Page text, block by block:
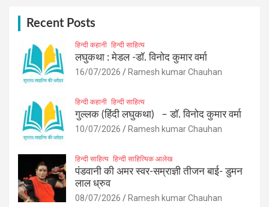
Recent Posts
हिन्दी कहानी हिन्दी साहित्य
लघुकथा : मेडल -डॉ. विनोद कुमार वर्मा
16/07/2026 Ramesh kumar Chauhan
हिन्दी कहानी हिन्दी साहित्य
गुल्लक (हिंदी लघुकथा) – डॉ. विनोद कुमार वर्मा
10/07/2026 Ramesh kumar Chauhan
हिन्दी साहित्य हिन्दी साहित्यिक आलेख
पंडवानी की अमर स्वर-सम्राज्ञी तीजन बाई- डुमन
लाल ध्रुव
08/07/2026 Ramesh kumar Chauhan